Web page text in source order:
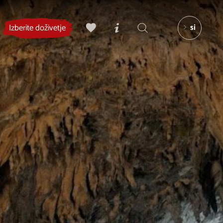
Izberite doživetje si